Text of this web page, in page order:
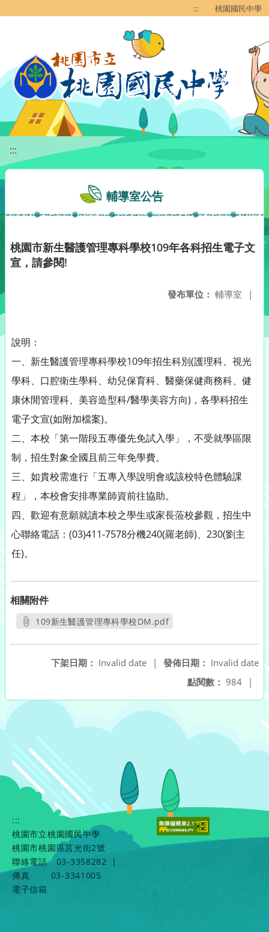
::: 桃園國民中學
:::
輔導室公告
桃園市新生醫護管理專科學校109年各科招生電子文
宣，請參閱!
發布單位： 輔導室 |
說明：
一、新生醫護管理專科學校109年招生科別(護理科、視光
學科、口腔衛生學科、幼兒保育科、醫藥保健商務科、健
康休閒管理科、美容造型科/醫學美容方向)，各學科招生
電子文宣(如附加檔案)。
二、本校「第一階段五專優先免試入學」，不受就學區限
制，招生對象全國且前三年免學費。
三、如貴校需進行「五專入學說明會或該校特色體驗課
程」，本校會安排專業師資前往協助。
四、歡迎有意願就讀本校之學生或家長蒞校參觀，招生中
心聯絡電話：(03)411-7578分機240(羅老師)、230(劉主
任)。
相關附件
109新生醫護管理專科學校DM.pdf
發佈日期： Invalid date
下架日期： Invalid date
|
點閱數： 984 |
:::
桃園市立桃園國民中學
桃園市桃園區莒光街2號
聯絡電話
03-3358282
|
傳真
03-3341005
電子信箱